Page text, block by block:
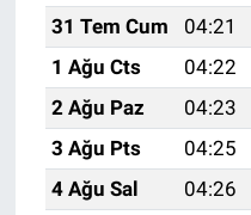
31 Tem Cum
04:21
1 Ağu Cts
04:22
2 Ağu Paz
04:23
3 Ağu Pts
04:25
4 Ağu Sal
04:26